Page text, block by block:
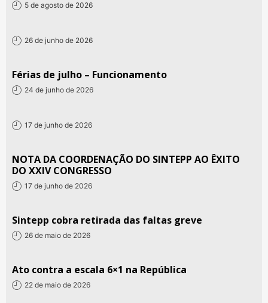
5 de agosto de 2026
26 de junho de 2026
Férias de julho – Funcionamento
24 de junho de 2026
17 de junho de 2026
NOTA DA COORDENAÇÃO DO SINTEPP AO ÊXITO
DO XXIV CONGRESSO
17 de junho de 2026
Sintepp cobra retirada das faltas greve
26 de maio de 2026
Ato contra a escala 6×1 na República
22 de maio de 2026